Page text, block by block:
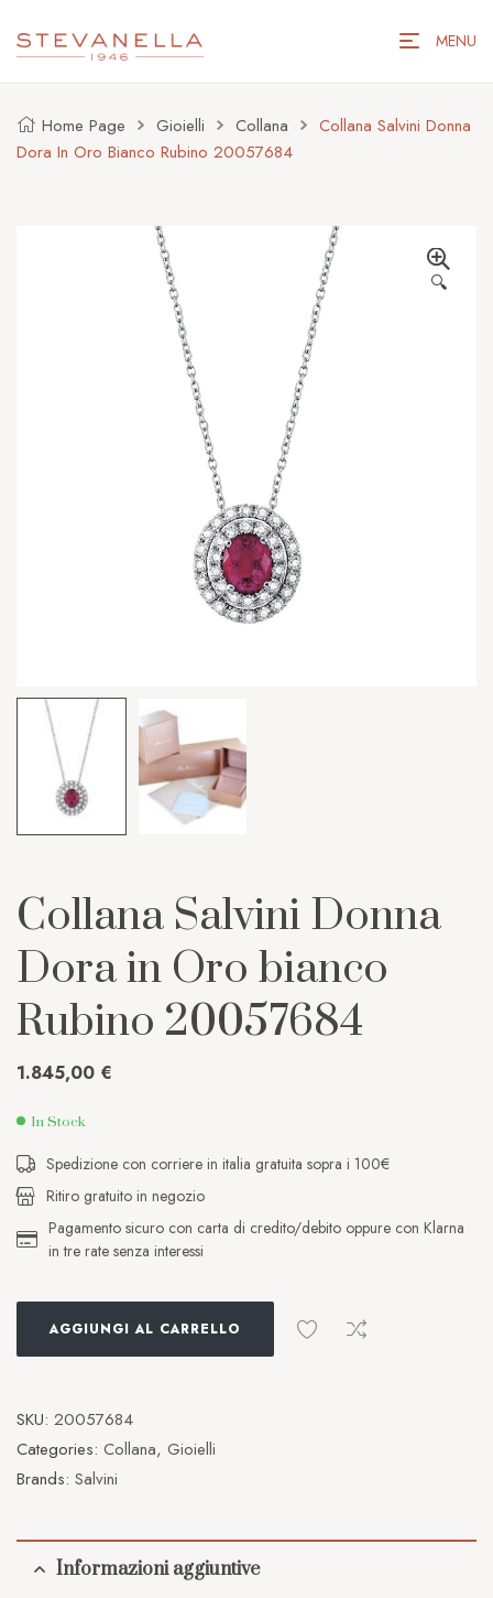
MENU
Home Page Gioielli Collana
Collana Salvini Donna
Dora In Oro Bianco Rubino 20057684
🔍
Collana Salvini Donna
Dora in Oro bianco
Rubino 20057684
1.845,00 €
In Stock
Spedizione con corriere in italia gratuita sopra i 100€
Ritiro gratuito in negozio
Pagamento sicuro con carta di credito/debito oppure con Klarna
in tre rate senza interessi
AGGIUNGI AL CARRELLO
SKU: 20057684
Categories: Collana, Gioielli
Brands: Salvini
Informazioni aggiuntive